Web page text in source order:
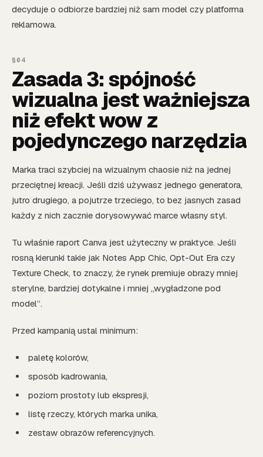
decyduje o odbiorze bardziej niż sam model czy platforma
reklamowa.
Zasada 3: spójność
wizualna jest ważniejsza
niż efekt wow z
pojedynczego narzędzia
Marka traci szybciej na wizualnym chaosie niż na jednej
przeciętnej kreacji. Jeśli dziś używasz jednego generatora,
jutro drugiego, a pojutrze trzeciego, to bez jasnych zasad
każdy z nich zacznie dorysowywać marce własny styl.
Tu właśnie raport Canva jest użyteczny w praktyce. Jeśli
rosną kierunki takie jak Notes App Chic, Opt-Out Era czy
Texture Check, to znaczy, że rynek premiuje obrazy mniej
sterylne, bardziej dotykalne i mniej „wygładzone pod
model”.
Przed kampanią ustal minimum:
paletę kolorów,
sposób kadrowania,
poziom prostoty lub ekspresji,
listę rzeczy, których marka unika,
zestaw obrazów referencyjnych.